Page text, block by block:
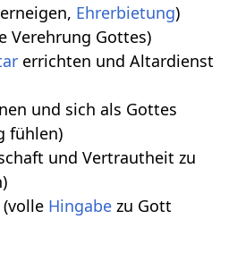
Ehrerbietung)
Verehrung Gottes)
errichten und Altardienst
und sich als Gottes
fühlen)
und Vertrautheit zu
(volle Hingabezu Gott